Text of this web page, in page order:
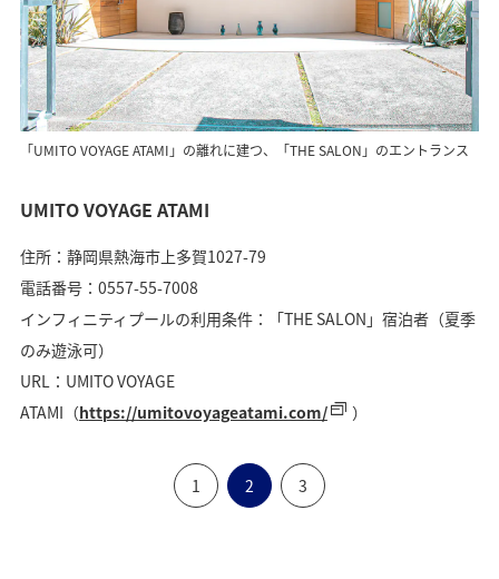
「UMITO VOYAGE ATAMI」の離れに建つ、「THE SALON」のエントランス
UMITO VOYAGE ATAMI
住所：静岡県熱海市上多賀1027-79
電話番号：0557-55-7008
インフィニティプールの利用条件：「THE SALON」宿泊者（夏季
のみ遊泳可）
URL：UMITO VOYAGE
ATAMI（https://umitovoyageatami.com/ ）
1 2 3